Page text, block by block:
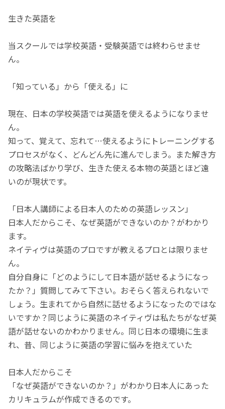
生きた英語を
当スクールでは学校英語・受験英語では終わらせませ
ん。
「知っている」から「使える」に
現在、日本の学校英語では英語を使えるようになりませ
ん。
知って、覚えて、忘れて…使えるようにトレーニングする
プロセスがなく、どんどん先に進んでしまう。また解き方
の攻略法ばかり学び、生きた使える本物の英語とほど遠
いのが現状です。
「日本人講師による日本人のための英語レッスン」
日本人だからこそ、なぜ英語ができないのか？がわかり
ます。
ネイティヴは英語のプロですが教えるプロとは限りませ
ん。
自分自身に「どのようにして日本語が話せるようになっ
たか？」質問してみて下さい。おそらく答えられないで
しょう。生まれてから自然に話せるようになったのではな
いですか？同じように英語のネイティヴは私たちがなぜ英
語が話せないのかわかりません。同じ日本の環境に生ま
れ、昔、同じように英語の学習に悩みを抱えていた
日本人だからこそ
「なぜ英語ができないのか？」がわかり日本人にあった
カリキュラムが作成できるのです。